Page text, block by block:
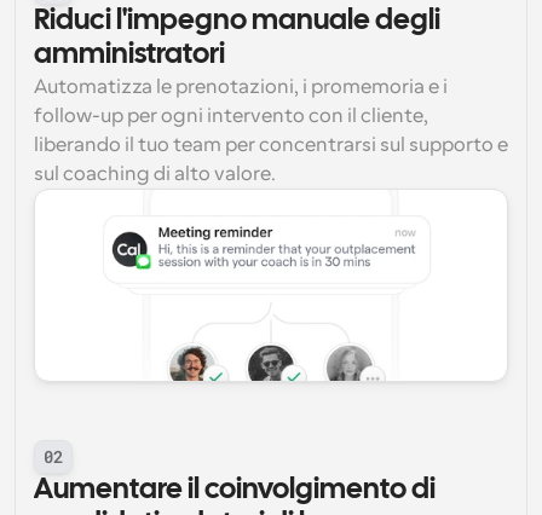
Riduci l'impegno manuale degli
amministratori
Automatizza le prenotazioni, i promemoria e i
follow-up per ogni intervento con il cliente,
liberando il tuo team per concentrarsi sul supporto e
sul coaching di alto valore.
02
Aumentare il coinvolgimento di